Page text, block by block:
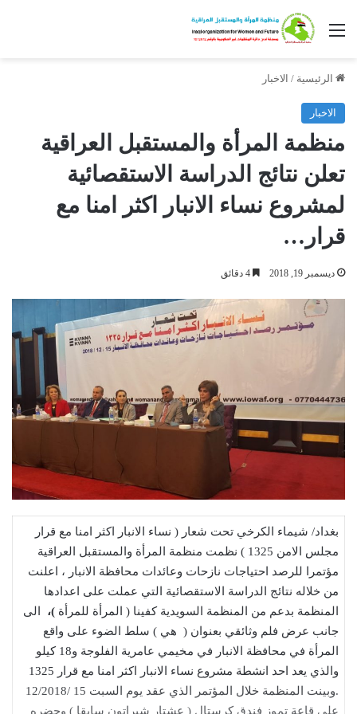
القائمة
الرئيسية / الاخبار
الاخبار
منظمة المرأة والمستقبل العراقية
تعلن نتائج الدراسة الاستقصائية
لمشروع نساء الانبار اكثر امنا مع
قرار…
ديسمبر 19, 2018
بغداد/ شيماء الكرخي تحت شعار ( نساء الانبار اكثر امنا مع قرار
مجلس الامن 1325 ) نظمت منظمة المرأة والمستقبل العراقية
مؤتمرا للرصد احتياجات نازحات وعائدات محافظة الانبار ، اعلنت
من خلاله نتائج الدراسة الاستقصائية التي عملت على اعدادها
المنظمة بدعم من المنظمة السويدية كفينا ( المرأة للمرأة)،
الى
جانب عرض فلم وثائقي بعنوان ( هي ) سلط الضوء على واقع
المرأة في محافظة الانبار في مخيمي عامرية الفلوجة و18 كيلو
والذي يعد احد انشطة مشروع نساء الانبار اكثر امنا مع قرار 1325
.وبينت المنظمة خلال المؤتمر الذي عقد يوم السبت 15 /12/2018
على قاعة تموز فندق كرستال ( عشتار شيراتون سابقا ) وحضره